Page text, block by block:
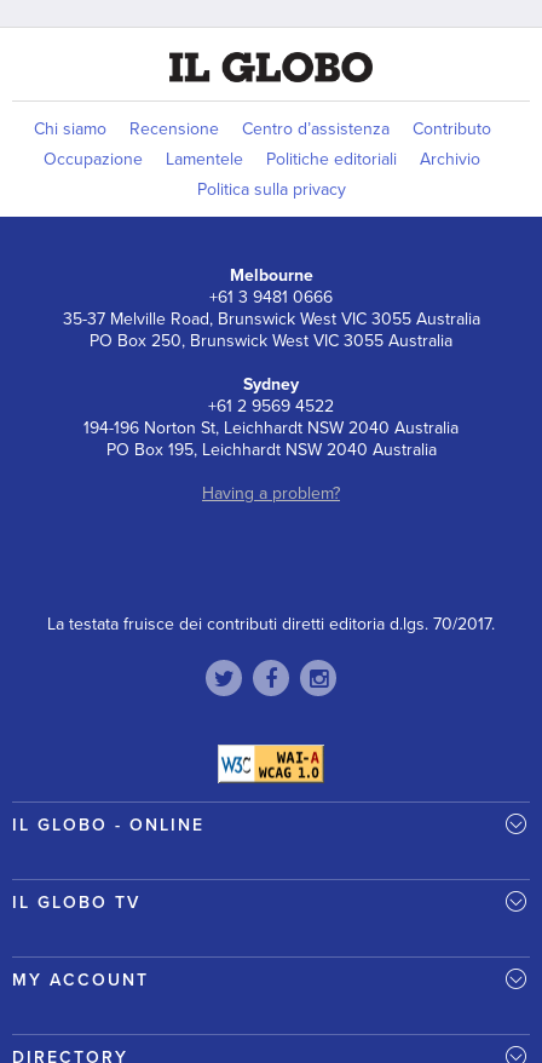
Chi siamo Recensione Centro d’assistenza
Contributo
Occupazione
Lamentele Politiche editoriali
Archivio
Politica sulla privacy
Melbourne
+61 3 9481 0666
35-37 Melville Road, Brunswick West VIC 3055 Australia
PO Box 250, Brunswick West VIC 3055 Australia
Sydney
+61 2 9569 4522
194-196 Norton St, Leichhardt NSW 2040 Australia
PO Box 195, Leichhardt NSW 2040 Australia
Having a problem?
La testata fruisce dei contributi diretti editoria d.lgs. 70/2017.
IL GLOBO - ONLINE
IL GLOBO TV
MY ACCOUNT
DIRECTORY